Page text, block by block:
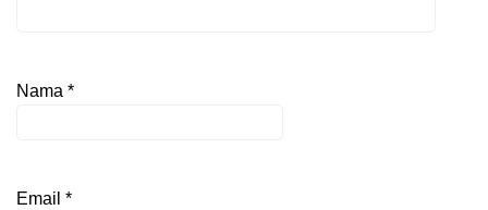
Nama *
Email *